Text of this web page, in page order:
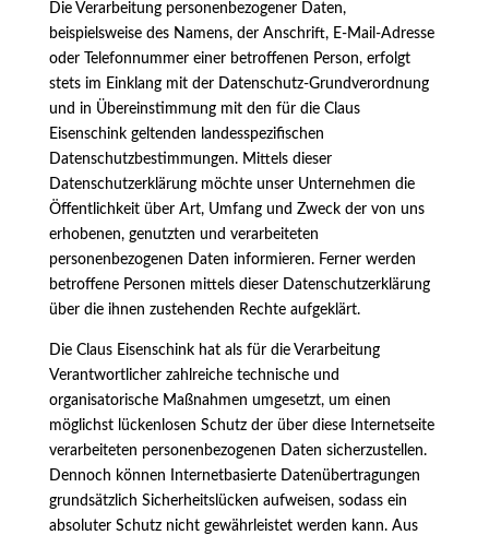
Die Verarbeitung personenbezogener Daten,
beispielsweise des Namens, der Anschrift, E-Mail-Adresse
oder Telefonnummer einer betroffenen Person, erfolgt
stets im Einklang mit der Datenschutz-Grundverordnung
und in Übereinstimmung mit den für die Claus
Eisenschink geltenden landesspezifischen
Datenschutzbestimmungen. Mittels dieser
Datenschutzerklärung möchte unser Unternehmen die
Öffentlichkeit über Art, Umfang und Zweck der von uns
erhobenen, genutzten und verarbeiteten
personenbezogenen Daten informieren. Ferner werden
betroffene Personen mittels dieser Datenschutzerklärung
über die ihnen zustehenden Rechte aufgeklärt.
Die Claus Eisenschink hat als für die Verarbeitung
Verantwortlicher zahlreiche technische und
organisatorische Maßnahmen umgesetzt, um einen
möglichst lückenlosen Schutz der über diese Internetseite
verarbeiteten personenbezogenen Daten sicherzustellen.
Dennoch können Internetbasierte Datenübertragungen
grundsätzlich Sicherheitslücken aufweisen, sodass ein
absoluter Schutz nicht gewährleistet werden kann. Aus